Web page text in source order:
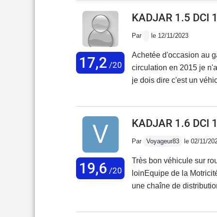
gondole de partout ...
des aspects positifs
Sur autoroute le Kadjar
agréable pour qui fait
en demi teinte.
meme embrayage !
proposition que je
attend une
renault m'a dit de suite
66000 et 3 ans toujours
17,2 /20
KADJAR 1.5 DCI
Par le 12/11/2023
Achetée d'occasion au
circulation en 2015 je
je dois dire c'est un
même pas de la
facilement
19,6 /20
KADJAR 1.6 DCI
Par Voyageur83 le 02/11/
Très bon véhicule sur
loinEquipe de la
une chaîne de